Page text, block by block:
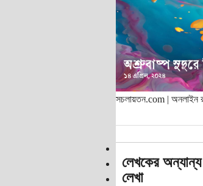
সচলায়তন.com | অনলাইন
লেখকের অন্যান্য
লেখা